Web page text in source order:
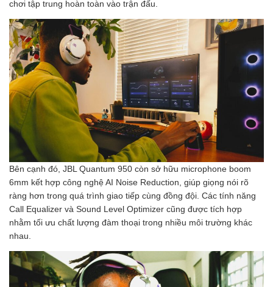
chơi tập trung hoàn toàn vào trận đấu.
Bên cạnh đó, JBL Quantum 950 còn sở hữu microphone boom
6mm kết hợp công nghệ AI Noise Reduction, giúp giọng nói rõ
ràng hơn trong quá trình giao tiếp cùng đồng đội. Các tính năng
Call Equalizer và Sound Level Optimizer cũng được tích hợp
nhằm tối ưu chất lượng đàm thoại trong nhiều môi trường khác
nhau.